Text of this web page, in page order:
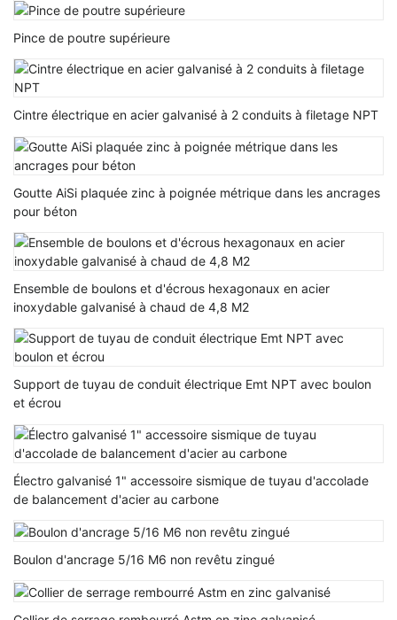
Pince de poutre supérieure
Cintre électrique en acier galvanisé à 2 conduits à filetage NPT
Goutte AiSi plaquée zinc à poignée métrique dans les ancrages
pour béton
Ensemble de boulons et d'écrous hexagonaux en acier
inoxydable galvanisé à chaud de 4,8 M2
Support de tuyau de conduit électrique Emt NPT avec boulon
et écrou
Électro galvanisé 1" accessoire sismique de tuyau d'accolade
de balancement d'acier au carbone
Boulon d'ancrage 5/16 M6 non revêtu zingué